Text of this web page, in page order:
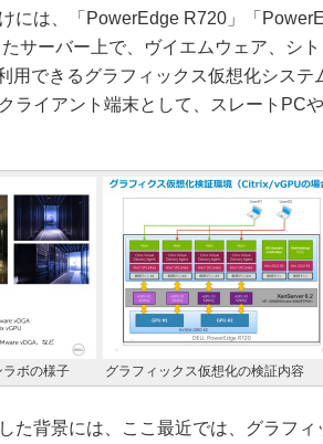
には、「PowerEdge R720」「
サーバー上で、ヴイエムウェア、シ
用できるグラフィックス仮想化システ
ライアント端末として、スレートPC
ボの様子 グラフィックス仮想化の検証内容
た背景には、ここ最近では、グラフィ